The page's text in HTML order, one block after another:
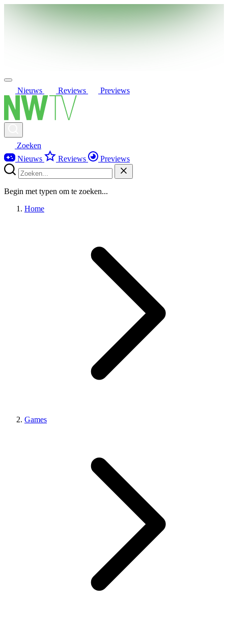
Nieuws Reviews Previews
Zoeken
Nieuws
Reviews Previews
Begin met typen om te zoeken...
Home
Games